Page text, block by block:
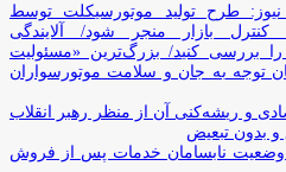
طرح تولید موتورسیکلت توسط
کنترل بازار منجر شود/ آلایندگی
بررسی کنید/ بزرگ‌ترین «مسئولیت
توجه به جان و سلامت موتورسواران
و ریشه‌کنی آن از منظر رهبر انقلاب
و بدون تبعیض
نابسامان خدمات پس از فروش